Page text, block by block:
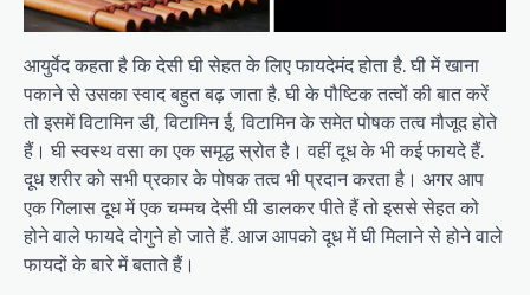
आयुर्वेद कहता है कि देसी घी सेहत के लिए फायदेमंद होता है. घी में खाना
पकाने से उसका स्वाद बहुत बढ़ जाता है. घी के पौष्टिक तत्वों की बात करें
तो इसमें विटामिन डी, विटामिन ई, विटामिन के समेत पोषक तत्व मौजूद होते
हैं। घी स्वस्थ वसा का एक समृद्ध स्रोत है। वहीं दूध के भी कई फायदे हैं.
दूध शरीर को सभी प्रकार के पोषक तत्व भी प्रदान करता है। अगर आप
एक गिलास दूध में एक चम्मच देसी घी डालकर पीते हैं तो इससे सेहत को
होने वाले फायदे दोगुने हो जाते हैं. आज आपको दूध में घी मिलाने से होने वाले
फायदों के बारे में बताते हैं।